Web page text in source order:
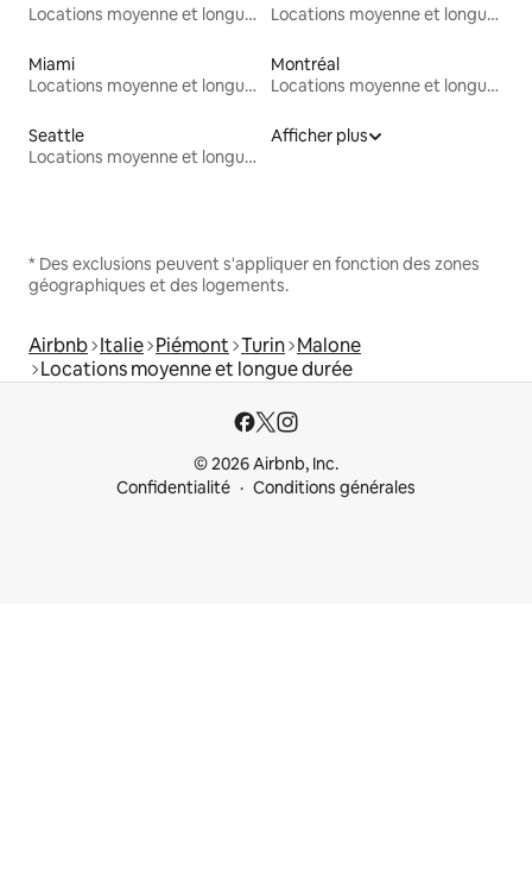
Locations moyenne et longue durée
Locations moyenne et longue durée
Miami
Locations moyenne et longue durée
Montréal
Locations moyenne et longue durée
Seattle
Locations moyenne et longue durée
Afficher plus
* Des exclusions peuvent s'appliquer en fonction des zones
géographiques et des logements.
Airbnb Italie Piémont Turin Malone
Locations moyenne et longue durée
© 2026 Airbnb, Inc.
Confidentialité
Conditions générales